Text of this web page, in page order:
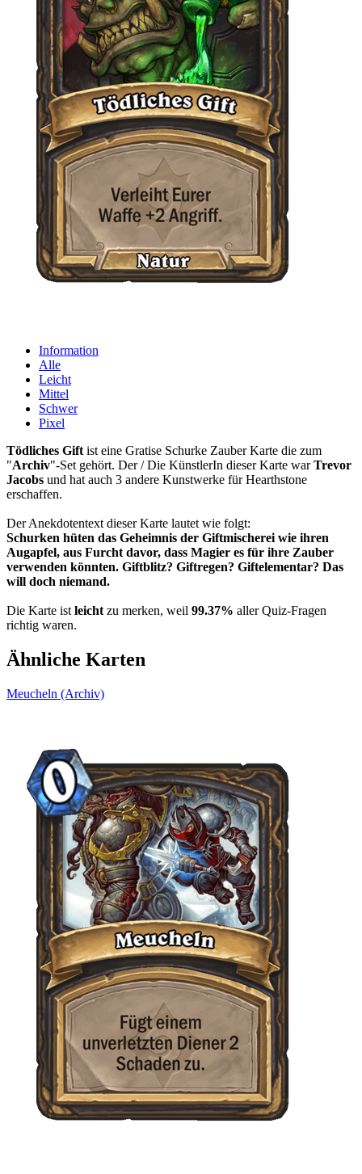
Information
Alle
Leicht
Mittel
Schwer
Pixel
Tödliches Gift ist eine Gratise Schurke Zauber Karte die zum
"Archiv"-Set gehört. Der / Die KünstlerIn dieser Karte warTrevor
Jacobs und hat auch 3 andere Kunstwerke für Hearthstone
erschaffen.
Der Anekdotentext dieser Karte lautet wie folgt:
Schurken hüten das Geheimnis der Giftmischerei wie ihren
Augapfel, aus Furcht davor, dass Magier es für ihre Zauber
verwenden könnten. Giftblitz? Giftregen? Giftelementar? Das
will doch niemand.
Die Karte ist leicht zu merken, weil 99.37% aller Quiz-Fragen
richtig waren.
Ähnliche Karten
Meucheln (Archiv)